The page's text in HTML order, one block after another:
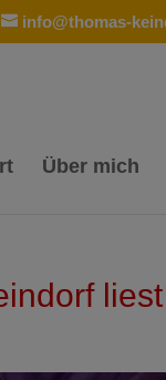
info@thomas-
Über mich